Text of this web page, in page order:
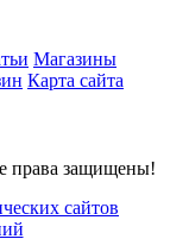
Магазины
Карта сайта
права защищены!